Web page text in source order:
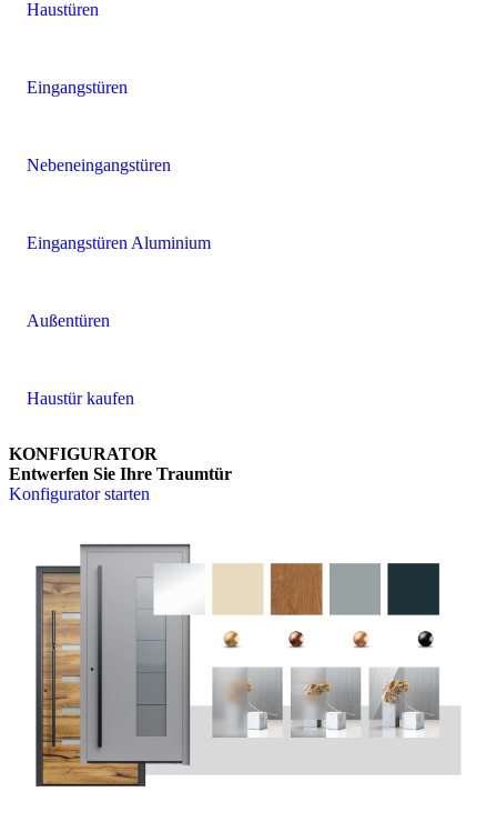
Haustüren
Eingangstüren
Nebeneingangstüren
Eingangstüren Aluminium
Außentüren
Haustür kaufen
KONFIGURATOR
Entwerfen Sie Ihre Traumtür
Konfigurator starten